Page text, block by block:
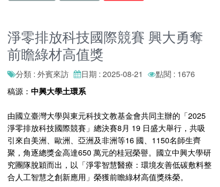
淨零排放科技國際競賽 興大勇奪
前瞻綠材高值獎
分類 : 外賓來訪 日期 : 2025-08-21
點閱 : 1676
稿源： 中興大學土環系
由國立臺灣大學與東元科技文教基金會共同主辦的「2025
淨零排放科技國際競賽」總決賽8月 19 日盛大舉行，共吸
引來自美洲、歐洲、亞洲及非洲等16 國、1150名師生齊
聚，角逐總獎金高達650 萬元的桂冠榮譽。國立中興大學研
究團隊脫穎而出，以「淨零智慧醫療：環境友善低碳敷料整
合人工智慧之創新應用」榮獲前瞻綠材高值獎殊榮。